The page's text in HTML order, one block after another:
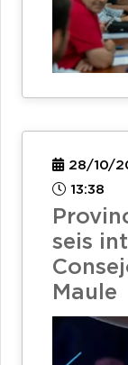
28/10/
13:38
seis
Maule